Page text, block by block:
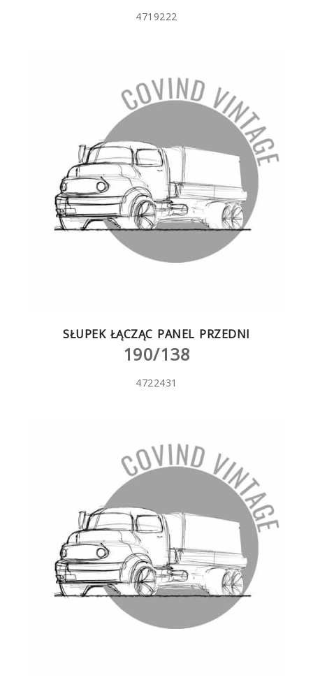
4719222
SŁUPEK ŁĄCZĄC PANEL PRZEDNI
190/138
4722431